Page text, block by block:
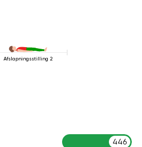
Afslapningsstilling 2
446